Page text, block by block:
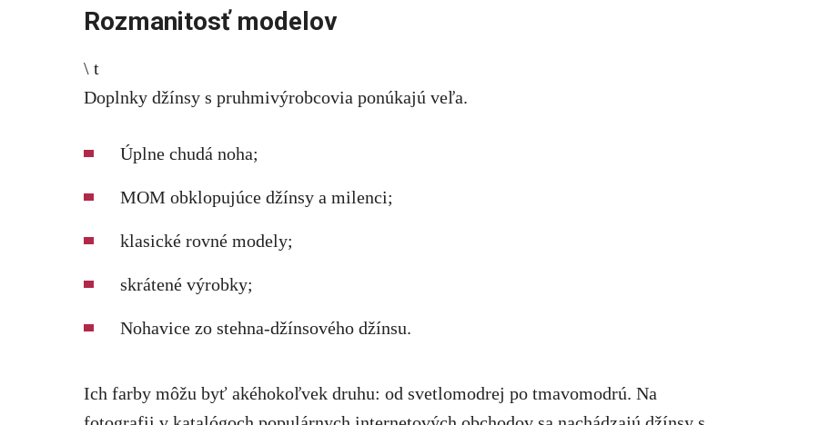
Rozmanitosť modelov
\ t
Doplnky džínsy s pruhmivýrobcovia ponúkajú veľa.
Úplne chudá noha;
MOM obklopujúce džínsy a milenci;
klasické rovné modely;
skrátené výrobky;
Nohavice zo stehna-džínsového džínsu.
Ich farby môžu byť akéhokoľvek druhu: od svetlomodrej po tmavomodrú. Na